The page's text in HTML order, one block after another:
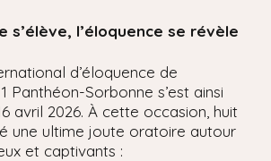
s’élève, l’éloquence se révèle
d’éloquence de
Panthéon-Sorbonne s’est ainsi
avril 2026. À cette occasion, huit
une ultime joute oratoire autour
et captivants :